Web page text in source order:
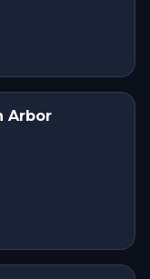
Arbor